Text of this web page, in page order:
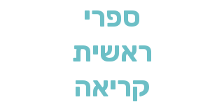
ספרי
ראשית
קריאה